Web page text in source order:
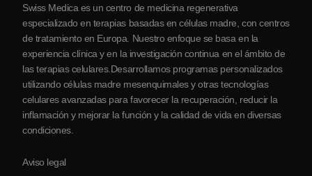
Colaboraciones
Swiss Medica es un centro de medicina regenerativa
especializado en terapias basadas en células madre, con centros
de tratamiento en Europa. Nuestro enfoque se basa en la
experiencia clínica y en la investigación continua en el ámbito de
las terapias celulares.Desarrollamos programas personalizados
utilizando células madre mesenquimales y otras tecnologías
celulares avanzadas para favorecer la recuperación, reducir la
inflamación y mejorar la función y la calidad de vida en diversas
condiciones.
Aviso legal